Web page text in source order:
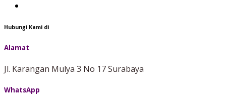
Hubungi Kami di
Alamat
Jl. Karangan Mulya 3 No 17 Surabaya
WhatsApp